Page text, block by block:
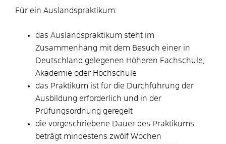
Für ein Auslandspraktikum:
das Auslandspraktikum steht im
Zusammenhang mit dem Besuch einer in
Deutschland gelegenen Höheren Fachschule,
Akademie oder Hochschule
das Praktikum ist für die Durchführung der
Ausbildung erforderlich und in der
Prüfungsordnung geregelt
die vorgeschriebene Dauer des Praktikums
beträgt mindestens zwölf Wochen